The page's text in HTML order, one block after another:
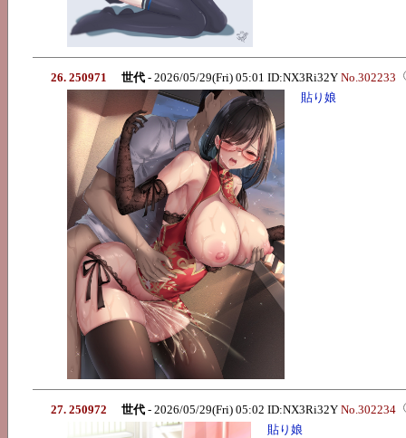
26. 250971 世代 - 2026/05/29(Fri) 05:01 ID:NX3Ri32Y No.302233
貼り娘
27. 250972 世代 - 2026/05/29(Fri) 05:02 ID:NX3Ri32Y No.302234
貼り娘